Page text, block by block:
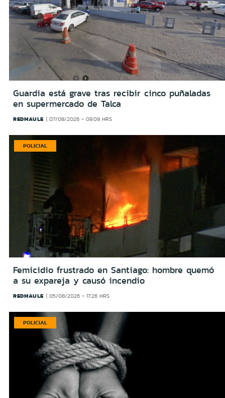
Guardia está grave tras recibir cinco puñaladas
en supermercado de Talca
REDMAULE 07/08/2026 - 09:09 HRS
POLICIAL
Femicidio frustrado en Santiago: hombre quemó
a su expareja y causó incendio
REDMAULE 05/08/2026 - 17:26 HRS
POLICIAL